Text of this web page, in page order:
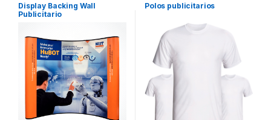
Display Backing Wall
Publicitario
Polos publicitarios